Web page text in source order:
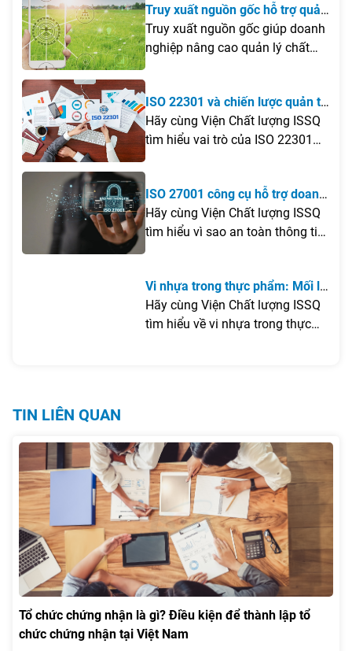
bài viết dưới đây.
Truy xuất nguồn gốc hỗ trợ quản
lý chất lượng và kiểm soát rủi ro
sản phẩm
Truy xuất nguồn gốc giúp doanh
nghiệp nâng cao quản lý chất
lượng, kiểm soát rủi ro và đáp
ứng yêu cầu minh bạch sản
phẩm.
ISO 22301 và chiến lược quản trị
rủi ro doanh nghiệp
Hãy cùng Viện Chất lượng ISSQ
tìm hiểu vai trò của ISO 22301
trong chiến lược quản trị rủi ro
doanh nghiệp và những giá trị
mà tiêu chuẩn này mang lại
trong việc nâng cao khả năng
ứng phó trước các biến động.
ISO 27001 công cụ hỗ trợ doanh
nghiệp bảo mật an toàn thông
tin
Hãy cùng Viện Chất lượng ISSQ
tìm hiểu vì sao an toàn thông tin
ngày càng trở nên cấp thiết và
trong việc bảo vệ dữ liệu doanh
nghiệp.
Vi nhựa trong thực phẩm: Mối lo
từ các sản phẩm nhựa tiếp xúc
trực tiếp với đồ ăn
Hãy cùng Viện Chất lượng ISSQ
tìm hiểu về vi nhựa trong thực
TIN LIÊN QUAN
Tổ chức chứng nhận là gì? Điều kiện để thành lập tổ
chức chứng nhận tại Việt Nam